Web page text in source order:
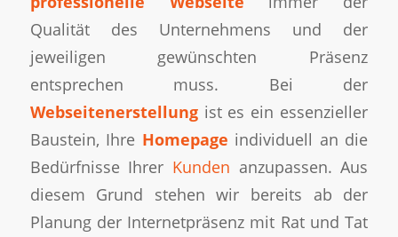
Qualität des Unternehmens und der
jeweiligen gewünschten Präsenz
entsprechen muss. Bei der
Webseitenerstellungist es ein essenzieller
Baustein, Ihre Homepage individuell an die
Bedürfnisse Ihrer Kunden anzupassen. Aus
diesem Grund stehen wir bereits ab der
Planung der Internetpräsenz mit Rat und Tat